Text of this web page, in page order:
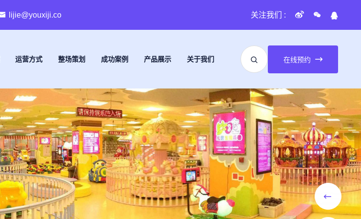
lijie@youxiji.co 关注我们 :
运营方式 整场策划 成功案例 产品展示 关于我们 在线预约